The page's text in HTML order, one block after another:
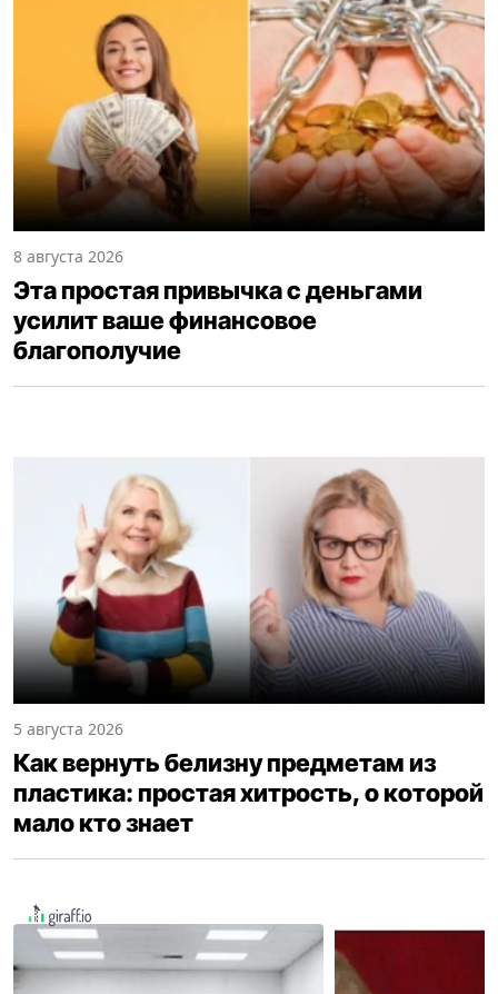
8 августа 2026
Эта простая привычка с деньгами
усилит ваше финансовое
благополучие
5 августа 2026
Как вернуть белизну предметам из
пластика: простая хитрость, о которой
мало кто знает